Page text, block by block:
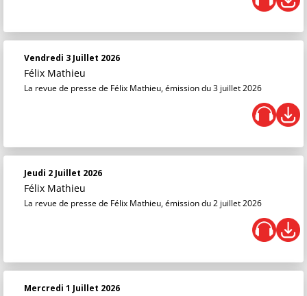
Vendredi 3 Juillet 2026
Félix Mathieu
La revue de presse de Félix Mathieu, émission du 3 juillet 2026
Jeudi 2 Juillet 2026
Félix Mathieu
La revue de presse de Félix Mathieu, émission du 2 juillet 2026
Mercredi 1 Juillet 2026